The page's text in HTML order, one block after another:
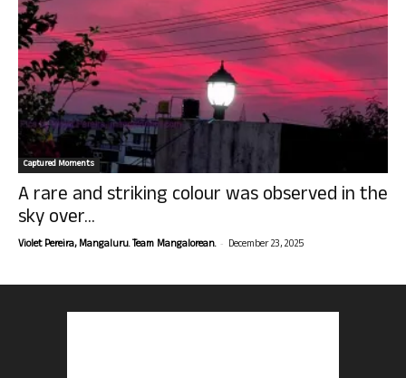
Captured Moments
A rare and striking colour was observed in the
sky over...
Violet Pereira, Mangaluru. Team Mangalorean. - December 23, 2025